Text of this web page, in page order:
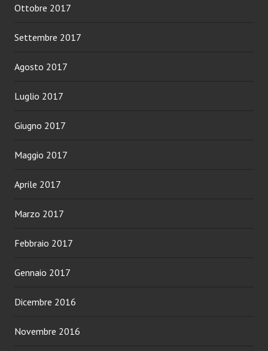
Ottobre 2017
Settembre 2017
Agosto 2017
Luglio 2017
Giugno 2017
Maggio 2017
Aprile 2017
Marzo 2017
Febbraio 2017
Gennaio 2017
Dicembre 2016
Novembre 2016